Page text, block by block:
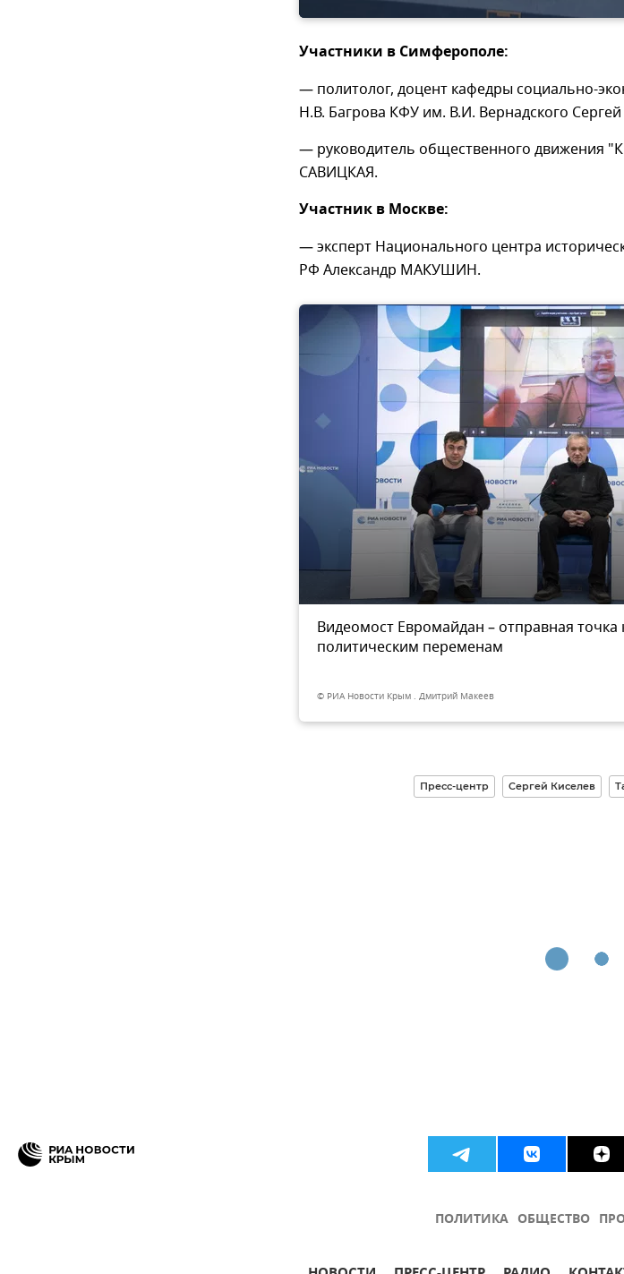
Участники в Симферополе:
— политолог, доцент кафедры социально-
Н.В. Багрова КФУ им. В.И. Вернадского
— руководитель общественного движения
САВИЦКАЯ.
Участник в Москве:
— эксперт Национального центра
РФ Александр МАКУШИН.
Видеомост Евромайдан – отправная
политическим переменам
© РИА Новости Крым . Дмитрий Макеев
Пресс-центр Сергей Киселев
ПОЛИТИКА ОБЩЕСТВО